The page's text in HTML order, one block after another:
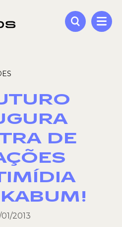
DE
01/2013